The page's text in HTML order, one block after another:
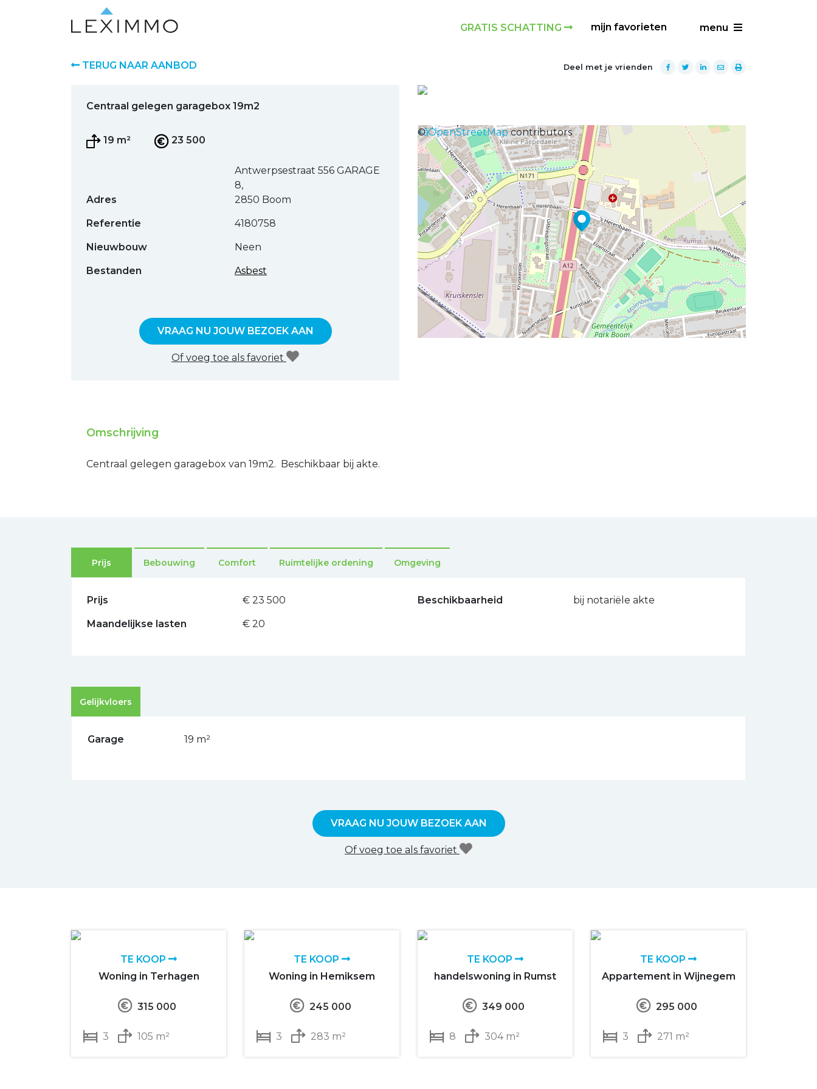
mijn favorieten menu
GRATIS SCHATTING
TERUG NAAR AANBOD Deel met je vrienden
+âˆ’
©OpenStreetMapcontributors
Centraal gelegen garagebox 19m2
19 m² 23 500
Adres
Antwerpsestraat 556 GARAGE
8,
2850 Boom
Referentie 4180758
Nieuwbouw Neen
Bestanden Asbest
VRAAG NU JOUW BEZOEK AAN
Of voeg toe als favoriet
Omschrijving
Centraal gelegen garagebox van 19m2. Beschikbaar bij akte.
Prijs Bebouwing Comfort Ruimtelijke ordening Omgeving
Prijs € 23 500 Beschikbaarheid bij notariële akte
Maandelijkse lasten € 20
Gelijkvloers
Garage 19 m²
VRAAG NU JOUW BEZOEK AAN
Of voeg toe als favoriet
TE KOOP
Woning in Terhagen
315 000
3 105 m²
TE KOOP
Woning in Hemiksem
245 000
3 283 m²
TE KOOP
handelswoning in Rumst
349 000
8 304 m²
TE KOOP
Appartement in Wijnegem
295 000
3 271 m²